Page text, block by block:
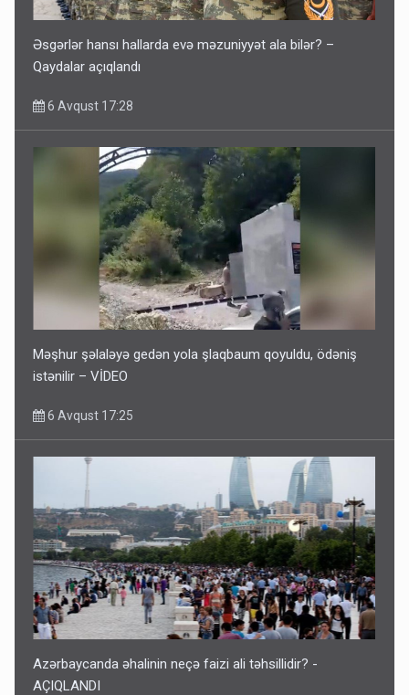
Əsgərlər hansı hallarda evə məzuniyyət ala bilər? –
Qaydalar açıqlandı
6 Avqust 17:28
Məşhur şəlaləyə gedən yola şlaqbaum qoyuldu, ödəniş
istənilir – VİDEO
6 Avqust 17:25
Azərbaycanda əhalinin neçə faizi ali təhsillidir? -
AÇIQLANDI